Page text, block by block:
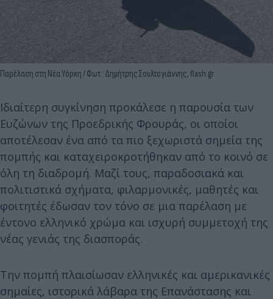
Παρέλαση στη Νέα Υόρκη / Φωτ.: Δημήτρης Σουλτογιάννης, flash.gr
Ιδιαίτερη συγκίνηση προκάλεσε η παρουσία των
Ευζώνων της Προεδρικής Φρουράς, οι οποίοι
αποτέλεσαν ένα από τα πιο ξεχωριστά σημεία της
πομπής και καταχειροκροτήθηκαν από το κοινό σε
όλη τη διαδρομή. Μαζί τους, παραδοσιακά και
πολιτιστικά σχήματα, φιλαρμονικές, μαθητές και
φοιτητές έδωσαν τον τόνο σε μια παρέλαση με
έντονο ελληνικό χρώμα και ισχυρή συμμετοχή της
νέας γενιάς της διασποράς.
Την πομπή πλαισίωσαν ελληνικές και αμερικανικές
σημαίες, ιστορικά λάβαρα της Επανάστασης και